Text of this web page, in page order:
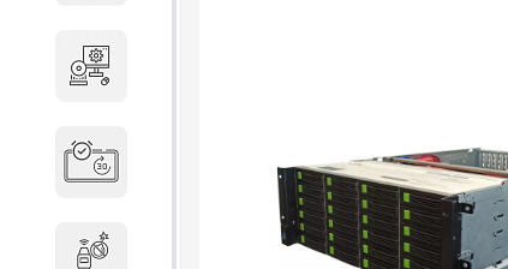
Досмотровое оборудование